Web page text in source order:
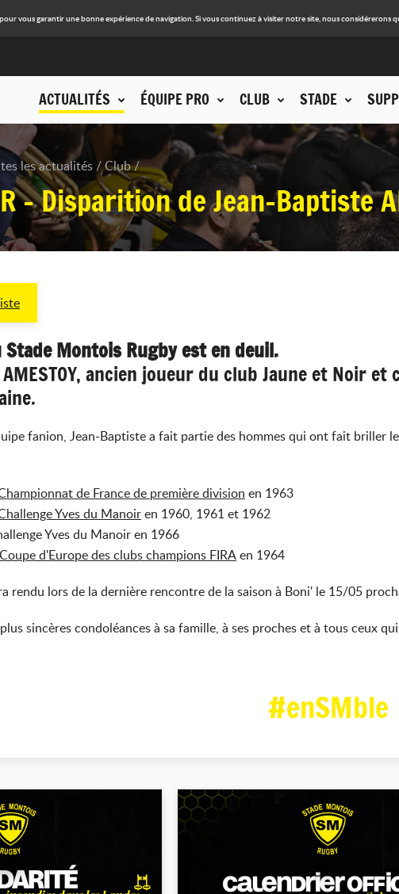
vous garantir une bonne expérience de navigation. Si vous continuez à visiter notre site, nous considérerons
ACTUALITÉS ÉQUIPE PRO CLUB STADE
les actualités Club
- Disparition de Jean-Baptiste
Stade Montois Rugby est en deuil.
ancien joueur du club Jaune et Noir
fanion, Jean-Baptiste a fait partie des hommes qui ont fait briller
de France de première division en 1963
Yves du Manoiren 1960, 1961 et 1962
Yves du Manoir en 1966
Coupe d'Europe des clubs champions FIRAen 1964
rendu lors de la dernière rencontre de la saison à Boni' le 15/05
sincères condoléances à sa famille, à ses proches et à tous ceux
#enSMble